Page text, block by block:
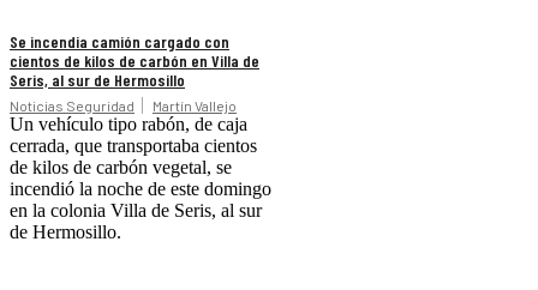
Se incendia camión cargado con
cientos de kilos de carbón en Villa de
Seris, al sur de Hermosillo
Noticias Seguridad Martín Vallejo
Un vehículo tipo rabón, de caja
cerrada, que transportaba cientos
de kilos de carbón vegetal, se
incendió la noche de este domingo
en la colonia Villa de Seris, al sur
de Hermosillo.